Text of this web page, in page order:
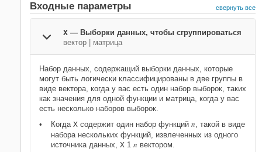
Входные параметры свернуть все
X — Выборки данных, чтобы сгруппироваться
вектор
матрица
Набор данных, содержащий выборки данных, которые
могут быть логически классифицированы в две группы в
виде вектора, когда у вас есть один набор выборок, таких
как значения для одной функции и матрица, когда у вас
есть несколько наборов выборок.
Когда X содержит один набор функций n, такой в виде
набора нескольких функций, извлеченных из одного
источника данных, X 1 n вектором.